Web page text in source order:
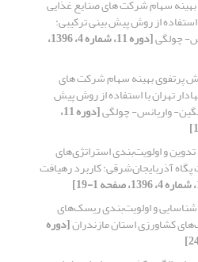
سهام شرکت های صنایع غذایی
استفاده از روش پیش بینی ترکیبی:
چولگی [دوره 11، شماره 4، 1396،
پرتفوی بهینه سهام شرکت های
تهران با استفاده از روش پیش
واریانس- چولگی [دوره 11،
تدوین و اولویت‌بندی استراتژی‌های
آذربایجان‌شرقی: کاربرد رهیافت
شناسایی و اولویت‌بندی ریسک‌های
کشاورزی استان مازندران[دوره